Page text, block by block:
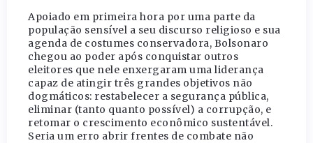
Apoiado em primeira hora por uma parte da
população sensível a seu discurso religioso e sua
agenda de costumes conservadora, Bolsonaro
chegou ao poder após conquistar outros
eleitores que nele enxergaram uma liderança
capaz de atingir três grandes objetivos não
dogmáticos: restabelecer a segurança pública,
eliminar (tanto quanto possível) a corrupção, e
retomar o crescimento econômico sustentável.
Seria um erro abrir frentes de combate não